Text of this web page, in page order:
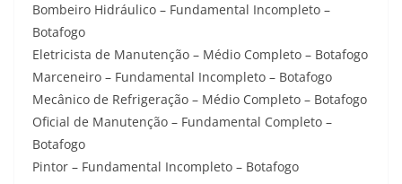
Bombeiro Hidráulico – Fundamental Incompleto –
Botafogo
Eletricista de Manutenção – Médio Completo – Botafogo
Marceneiro – Fundamental Incompleto – Botafogo
Mecânico de Refrigeração – Médio Completo – Botafogo
Oficial de Manutenção – Fundamental Completo –
Botafogo
Pintor – Fundamental Incompleto – Botafogo